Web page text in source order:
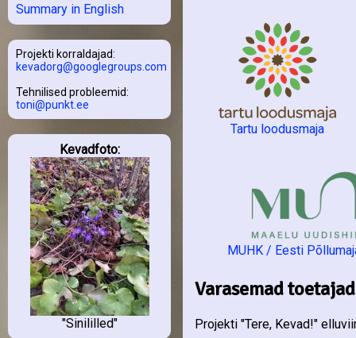
Summary in English
Projekti korraldajad:
kevadorg@googlegroups.com
Tehnilised probleemid:
toni@punkt.ee
Kevadfoto:
"Sinililled"
Tartu loodusmaja
MUHK / Eesti
Varasemad toetajad
Projekti "Tere, Kevad!"